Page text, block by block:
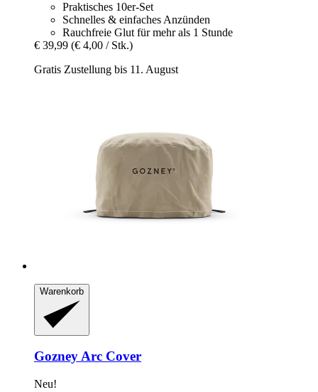
Praktisches 10er-Set
Schnelles & einfaches Anzünden
Rauchfreie Glut für mehr als 1 Stunde
€ 39,99 (€ 4,00 / Stk.)
Gratis Zustellung bis 11. August
Warenkorb
GozneyArc Cover
Neu!